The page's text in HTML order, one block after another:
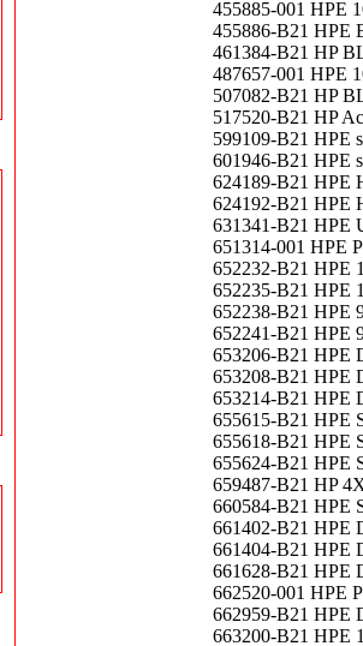
455885-001 HPE
455886-B21 HPE
461384-B21 HP
487657-001 HPE
507082-B21 HP
517520-B21 HP
599109-B21 HPE
601946-B21 HPE
624189-B21 HPE
624192-B21 HPE
631341-B21 HPE
651314-001 HPE
652232-B21 HPE
652235-B21 HPE
652238-B21 HPE
652241-B21 HPE
653206-B21 HPE
653208-B21 HPE
653214-B21 HPE
655615-B21 HPE
655618-B21 HPE
655624-B21 HPE
659487-B21 HP
660584-B21 HPE
661402-B21 HPE
661404-B21 HPE
661628-B21 HPE
662520-001 HPE
662959-B21 HPE
663200-B21 HPE